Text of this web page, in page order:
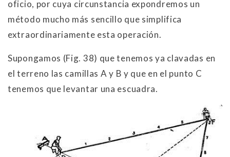
oficio, por cuya circunstancia expondremos un
método mucho más sencillo que simplifica
extraordinariamente esta operación.
Supongamos (Fig. 38) que tenemos ya clavadas en
el terreno las camillas A y B y que en el punto C
tenemos que levantar una escuadra.